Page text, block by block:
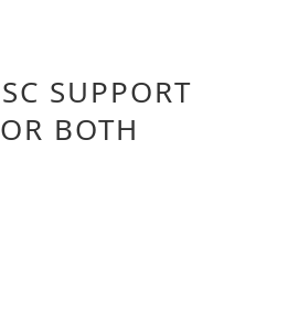
SUPPORT
BOTH